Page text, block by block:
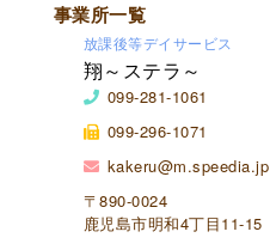
事業所一覧
放課後等デイサービス
翔～ステラ～
099-281-1061
099-296-1071
kakeru@m.speedia.jp
〒890-0024
鹿児島市明和4丁目11-15